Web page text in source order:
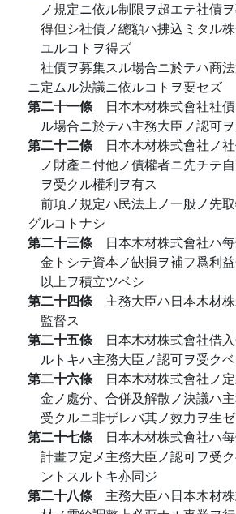
ノ規定ニ依ル制限ヲ超エテ社債
得但シ社債ノ總額ハ拂込ミタル
ユルコトヲ得ズ
社債ヲ募集スル場合ニ於テハ商
ニ定ムル決議ニ依ルコトヲ要セズ
第二十一條 日本木材株式會社社
ル場合ニ於テハ主務大臣ノ認可
第二十二條 日本木材株式會社ノ
ノ財產ニ付他ノ債權者ニ先チテ
ヲ受クル權利ヲ有ス
前項ノ規定ハ民法上ノ一般ノ先
グルコトナシ
第二十三條 日本木材株式會社ハ
金トシテ資本ノ缺損ヲ補フ爲利
以上ヲ積立ツベシ
第二十四條 主務大臣ハ日本木材
監督ス
第二十五條 日本木材株式會社借
ルトキハ主務大臣ノ認可ヲ受ク
第二十六條 日本木材株式會社ノ
金ノ處分、合併及解散ノ決議ハ
受クルニ非ザレバ其ノ效力ヲ生
第二十七條 日本木材株式會社ハ
計畫ヲ定メ主務大臣ノ認可ヲ受
ントスルトキ亦同ジ
第二十八條 主務大臣ハ日本木材